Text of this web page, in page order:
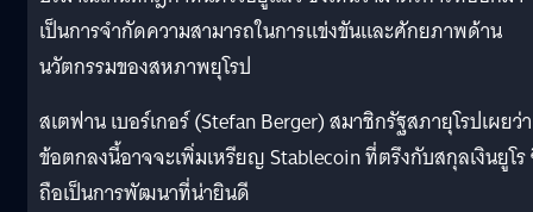
เป็นการจำกัดความสามารถในการแข่งขันและศักยภาพด้าน
นวัตกรรมของสหภาพยุโรป
สเตฟาน เบอร์เกอร์ (Stefan Berger) สมาชิกรัฐสภายุโรปเผยว่า
ข้อตกลงนี้อาจจะเพิ่มเหรียญ Stablecoin ที่ตรึงกับสกุลเงินยูโร
ถือเป็นการพัฒนาที่น่ายินดี